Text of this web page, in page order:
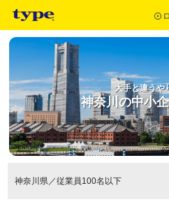
大手と違うや
神奈川の中小
神奈川県／従業員100名以下